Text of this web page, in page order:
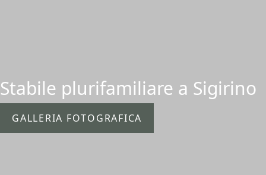
Stabile plurifamiliare a Sigirino
GALLERIA FOTOGRAFICA